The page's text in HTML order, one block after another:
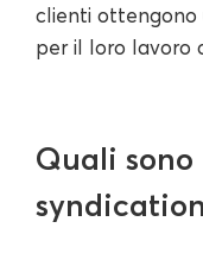
clienti ottengono
per il loro lavoro
Quali